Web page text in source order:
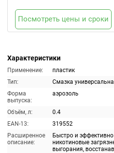
Характеристики
Применение:
пластик
Тип:
Смазка
Форма
выпуска:
аэрозоль
Объём, л:
0.4
EAN-13:
319552
Расширенное
описание:
Быстро и
никотиновые
выгорания,
Посмотреть цены и сроки